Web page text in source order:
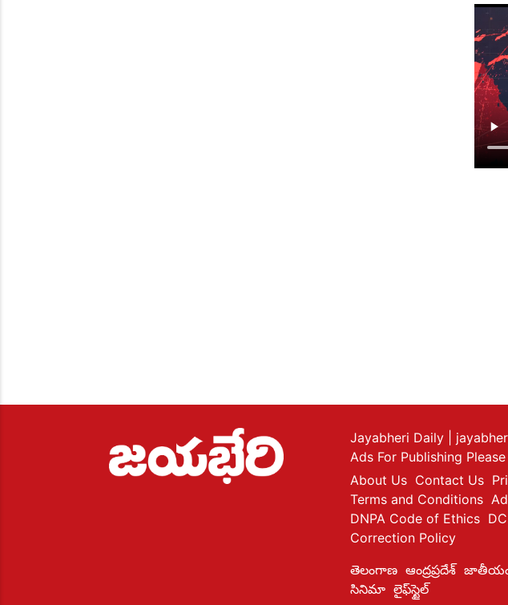
Jayabheri Daily
|
Ads For Publishing
About Us Contact Us
Terms and Conditions
DNPA Code of Ethics
Correction Policy
తెలంగాణ ఆంద్రప్రదేశ్
సినిమా లైఫ్‌స్టైల్